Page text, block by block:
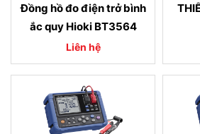
Đồng hồ đo điện trở bình
ắc quy Hioki BT3564
Liên hệ